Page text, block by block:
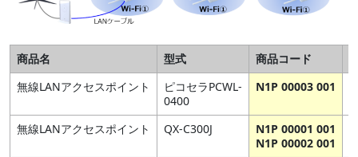
商品名 型式 商品コード
無線LANアクセスポイント
ピコセラPCWL-
0400
N1P 00003 001
無線LANアクセスポイント QX-C300J
N1P 00001 001
N1P 00002 001